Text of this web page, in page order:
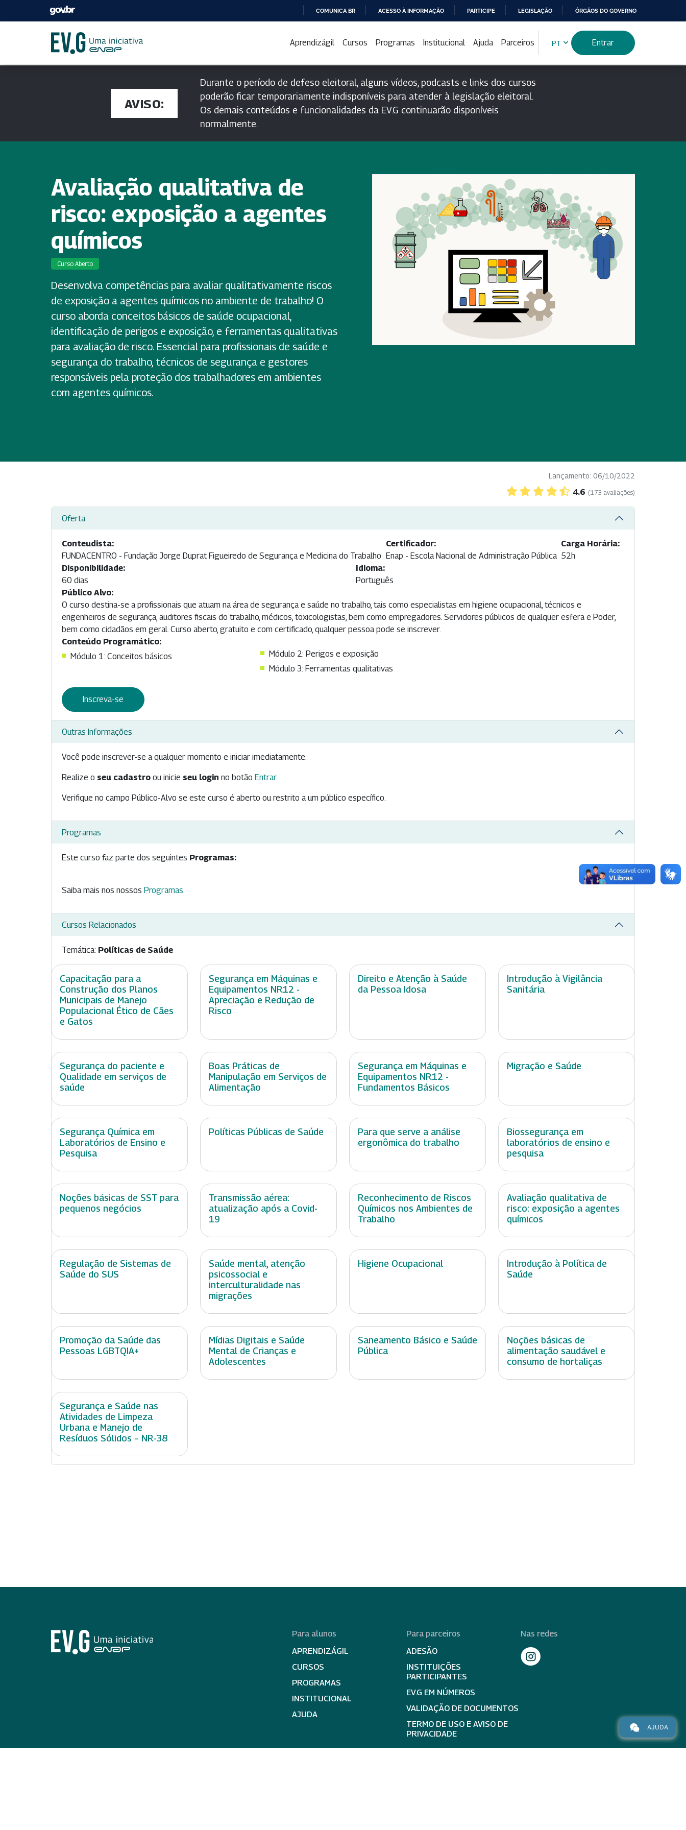
PARA
CONTEÚDO
COMUNICA BR ACESSO À INFORMAÇÃO PARTICIPE LEGISLAÇÃO ÓRGÃOS DO GOVERNO
Aprendizágil Cursos Programas Institucional Ajuda Parceiros PT Entrar
AVISO:
Durante o período de defeso eleitoral, alguns vídeos, podcasts e links dos cursos
poderão ficar temporariamente indisponíveis para atender à legislação eleitoral.
Os demais conteúdos e funcionalidades da EV.G continuarão disponíveis
normalmente.
Avaliação qualitativa de
risco: exposição a agentes
químicos
Curso Aberto
Desenvolva competências para avaliar qualitativamente riscos
de exposição a agentes químicos no ambiente de trabalho! O
curso aborda conceitos básicos de saúde ocupacional,
identificação de perigos e exposição, e ferramentas qualitativas
para avaliação de risco. Essencial para profissionais de saúde e
segurança do trabalho, técnicos de segurança e gestores
responsáveis pela proteção dos trabalhadores em ambientes
com agentes químicos.
Lançamento: 06/10/2022
4.6 (173 avaliações)
Oferta
Conteudista:
FUNDACENTRO - Fundação Jorge Duprat Figueiredo de Segurança e Medicina do Trabalho
Certificador:
Enap - Escola Nacional de Administração Pública
Carga Horária:
52h
Disponibilidade:
60 dias
Idioma:
Português
Público Alvo:
O curso destina-se a profissionais que atuam na área de segurança e saúde no trabalho, tais como especialistas em higiene ocupacional, técnicos e
engenheiros de segurança, auditores fiscais do trabalho, médicos, toxicologistas, bem como empregadores. Servidores públicos de qualquer esfera e Poder,
bem como cidadãos em geral. Curso aberto, gratuito e com certificado, qualquer pessoa pode se inscrever.
Conteúdo Programático:
Módulo 1: Conceitos básicos
Módulo 2: Perigos e exposição
Módulo 3: Ferramentas qualitativas
Inscreva-se
Outras Informações
Você pode inscrever-se a qualquer momento e iniciar imediatamente.
Realize o seu cadastro ou inicie seu login no botão Entrar.
Verifique no campo Público-Alvo se este curso é aberto ou restrito a um público específico.
Programas
Este curso faz parte dos seguintes Programas:
Saiba mais nos nossos Programas.
Cursos Relacionados
Temática: Políticas de Saúde
Capacitação para a
Construção dos Planos
Municipais de Manejo
Populacional Ético de Cães
e Gatos
Segurança em Máquinas e
Equipamentos NR12 -
Apreciação e Redução de
Risco
Direito e Atenção à Saúde
da Pessoa Idosa
Introdução à Vigilância
Sanitária
Segurança do paciente e
Qualidade em serviços de
saúde
Boas Práticas de
Manipulação em Serviços de
Alimentação
Segurança em Máquinas e
Equipamentos NR12 -
Fundamentos Básicos
Migração e Saúde
Segurança Química em
Laboratórios de Ensino e
Pesquisa
Políticas Públicas de Saúde
Para que serve a análise
ergonômica do trabalho
Biossegurança em
laboratórios de ensino e
pesquisa
Noções básicas de SST para
pequenos negócios
Transmissão aérea:
atualização após a Covid-
19
Reconhecimento de Riscos
Químicos nos Ambientes de
Trabalho
Avaliação qualitativa de
risco: exposição a agentes
químicos
Regulação de Sistemas de
Saúde do SUS
Saúde mental, atenção
psicossocial e
interculturalidade nas
migrações
Higiene Ocupacional
Introdução à Política de
Saúde
Promoção da Saúde das
Pessoas LGBTQIA+
Mídias Digitais e Saúde
Mental de Crianças e
Adolescentes
Saneamento Básico e Saúde
Pública
Noções básicas de
alimentação saudável e
consumo de hortaliças
Segurança e Saúde nas
Atividades de Limpeza
Urbana e Manejo de
Resíduos Sólidos – NR-38
Para alunos
APRENDIZÁGIL
CURSOS
PROGRAMAS
INSTITUCIONAL
AJUDA
Para parceiros
ADESÃO
INSTITUIÇÕES
PARTICIPANTES
EV.G EM NÚMEROS
VALIDAÇÃO DE DOCUMENTOS
TERMO DE USO E AVISO DE
PRIVACIDADE
Nas redes
AJUDA